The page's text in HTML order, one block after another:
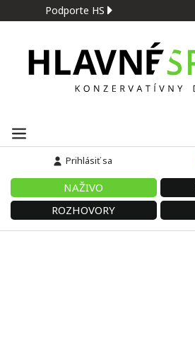
Podporte HS
Prihlásiť sa
NAŽIVO
ROZHOVORY